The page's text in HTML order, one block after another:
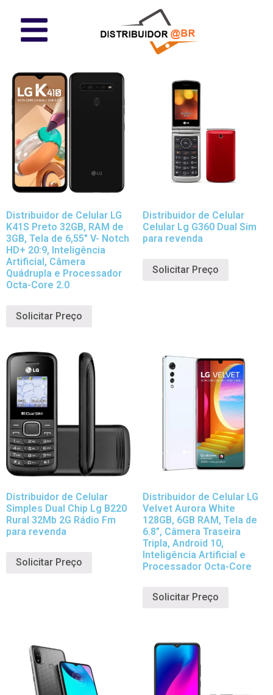
Distribuidor de Celular LG
K41S Preto 32GB, RAM de
3GB, Tela de 6,55″ V- Notch
HD+ 20:9, Inteligência
Artificial, Câmera
Quádrupla e Processador
Octa-Core 2.0
Solicitar Preço
Distribuidor de Celular
Celular Lg G360 Dual Sim
para revenda
Solicitar Preço
Distribuidor de Celular
Simples Dual Chip Lg B220
Rural 32Mb 2G Rádio Fm
para revenda
Solicitar Preço
Distribuidor de Celular LG
Velvet Aurora White
128GB, 6GB RAM, Tela de
6.8”, Câmera Traseira
Tripla, Android 10,
Inteligência Artificial e
Processador Octa-Core
Solicitar Preço